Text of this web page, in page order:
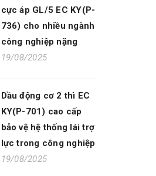
cực áp GL/5 EC KY(P-
736) cho nhiều ngành
công nghiệp nặng
19/08/2025
Dầu động cơ 2 thì EC
KY(P-701) cao cấp
bảo vệ hệ thống lái trợ
lực trong công nghiệp
19/08/2025